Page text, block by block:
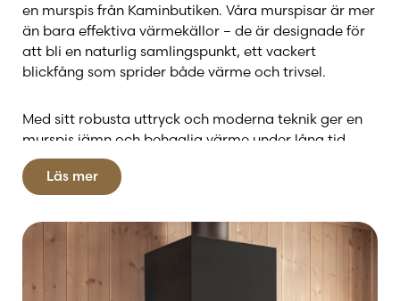
en murspis från Kaminbutiken. Våra murspisar är mer
än bara effektiva värmekällor – de är designade för
att bli en naturlig samlingspunkt, ett vackert
blickfång som sprider både värme och trivsel.
Med sitt robusta uttryck och moderna teknik ger en
murspis jämn och behaglig värme under lång tid.
Den stilrena utformningen passar både klassiska och
samtida hem, och möjligheterna till anpassning gör
att du kan skapa en lösning som smälter in perfekt i
just din inredning.
Hos Kaminbutiken hittar du ett brett urval av
murspisar från ledande tillverkare – samtliga med
Läs mer